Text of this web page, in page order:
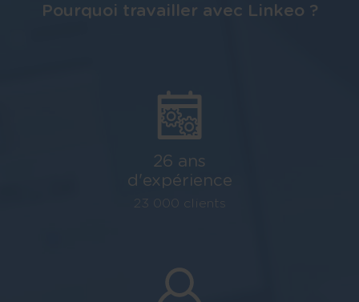
Pourquoi travailler avec Linkeo ?
26 ans
d'expérience
23 000 clients